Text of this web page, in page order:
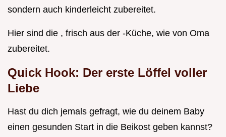
sondern auch kinderleicht zubereitet.
Hier sind die , frisch aus der -Küche, wie von Oma
zubereitet.
Quick Hook: Der erste Löffel voller
Liebe
Hast du dich jemals gefragt, wie du deinem Baby
einen gesunden Start in die Beikost geben kannst?